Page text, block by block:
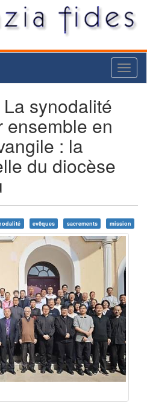
synodalité
ensemble en
: la
du diocèse
evêques sacrements mission